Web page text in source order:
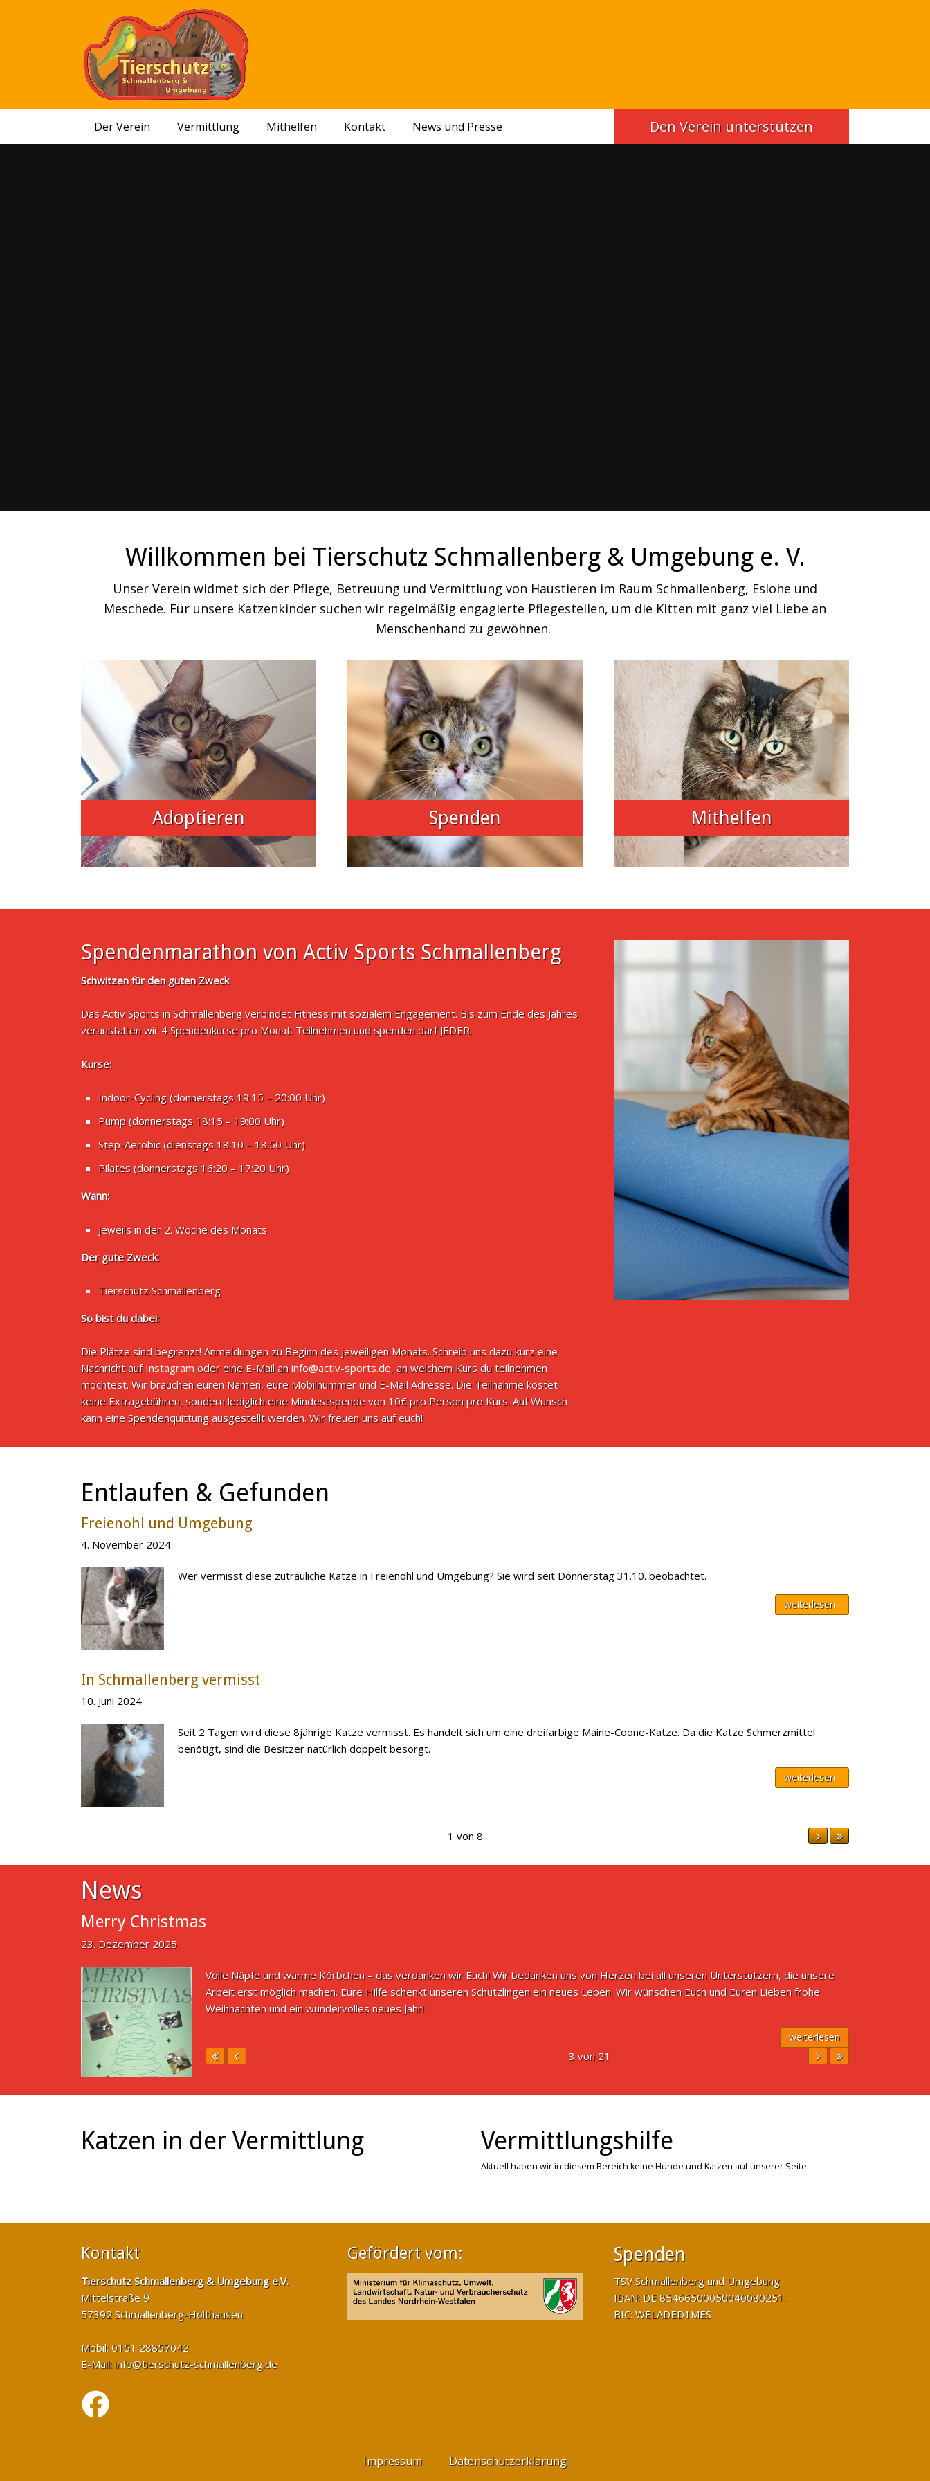
Der Verein Vermittlung Mithelfen Kontakt News und Presse Den Verein unterstützen
Willkommen bei Tierschutz Schmallenberg & Umgebung e. V.
Unser Verein widmet sich der Pflege, Betreuung und Vermittlung von Haustieren im Raum Schmallenberg, Eslohe und
Meschede. Für unsere Katzenkinder suchen wir regelmäßig engagierte Pflegestellen, um die Kitten mit ganz viel Liebe an
Menschenhand zu gewöhnen.
Adoptieren Spenden Mithelfen
Spendenmarathon von Activ Sports Schmallenberg
Schwitzen für den guten Zweck
Das Activ Sports in Schmallenberg verbindet Fitness mit sozialem Engagement. Bis zum Ende des Jahres
veranstalten wir 4 Spendenkurse pro Monat. Teilnehmen und spenden darf JEDER.
Kurse:
Indoor-Cycling (donnerstags 19:15 – 20:00 Uhr)
Pump (donnerstags 18:15 – 19:00 Uhr)
Step-Aerobic (dienstags 18:10 – 18:50 Uhr)
Pilates (donnerstags 16:20 – 17:20 Uhr)
Wann:
Jeweils in der 2. Woche des Monats
Der gute Zweck:
Tierschutz Schmallenberg
So bist du dabei:
Die Plätze sind begrenzt! Anmeldungen zu Beginn des jeweiligen Monats. Schreib uns dazu kurz eine
Nachricht aufInstagram oder eine E-Mail an info@activ-sports.de, an welchem Kurs du teilnehmen
möchtest. Wir brauchen euren Namen, eure Mobilnummer und E-Mail Adresse. Die Teilnahme kostet
keine Extragebühren, sondern lediglich eine Mindestspende von 10€ pro Person pro Kurs. Auf Wunsch
kann eine Spendenquittung ausgestellt werden. Wir freuen uns auf euch!
Entlaufen & Gefunden
Freienohl und Umgebung
4. November 2024
Wer vermisst diese zutrauliche Katze in Freienohl und Umgebung? Sie wird seit Donnerstag 31.10. beobachtet.
weiterlesen
In Schmallenberg vermisst
10. Juni 2024
Seit 2 Tagen wird diese 8jährige Katze vermisst. Es handelt sich um eine dreifarbige Maine-Coone-Katze. Da die Katze Schmerzmittel
benötigt, sind die Besitzer natürlich doppelt besorgt.
weiterlesen
1 von 8
News
Merry Christmas
23. Dezember 2025
Volle Näpfe und warme Körbchen – das verdanken wir Euch! Wir bedanken uns von Herzen bei all unseren Unterstützern, die unsere
Arbeit erst möglich machen. Eure Hilfe schenkt unseren Schützlingen ein neues Leben. Wir wünschen Euch und Euren Lieben frohe
Weihnachten und ein wundervolles neues Jahr!
weiterlesen
3 von 21
Katzen in der Vermittlung Vermittlungshilfe
Aktuell haben wir in diesem Bereich keine Hunde und Katzen auf unserer Seite.
Kontakt
Tierschutz Schmallenberg & Umgebung e.V.
Mittelstraße 9
57392 Schmallenberg-Holthausen
Mobil: 0151 28857042
E-Mail: info@tierschutz-schmallenberg.de
Gefördert vom: Spenden
TSV Schmallenberg und Umgebung
IBAN: DE 85466500050040080251.
BIC: WELADED1MES
Impressum Datenschutzerklärung